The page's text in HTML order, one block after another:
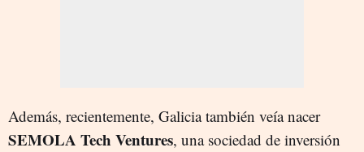
Además, recientemente, Galicia también veía nacer
SEMOLA Tech Ventures, una sociedad de inversión